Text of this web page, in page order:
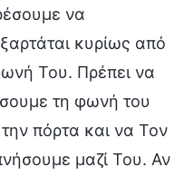
να
κυρίως από
Του. Πρέπει να
τη φωνή του
πόρτα και να Τον
μαζί Του. Αν